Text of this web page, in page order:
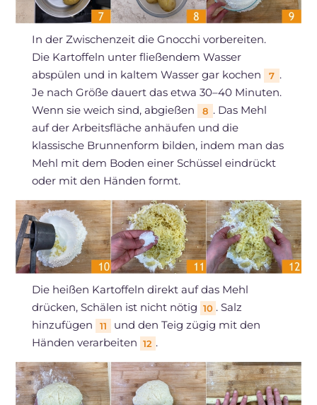
In der Zwischenzeit die Gnocchi vorbereiten.
Die Kartoffeln unter fließendem Wasser
abspülen und in kaltem Wasser gar kochen
7 .
Je nach Größe dauert das etwa 30–40 Minuten.
Wenn sie weich sind, abgießen
8 . Das Mehl
auf der Arbeitsfläche anhäufen und die
klassische Brunnenform bilden, indem man das
Mehl mit dem Boden einer Schüssel eindrückt
oder mit den Händen formt.
Die heißen Kartoffeln direkt auf das Mehl
drücken, Schälen ist nicht nötig 10 . Salz
hinzufügen
11
und den Teig zügig mit den
Händen verarbeiten 12 .